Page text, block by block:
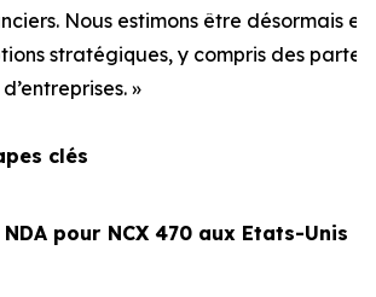
Nous estimons être désormais
stratégiques, y compris des
»
clés
pour NCX 470 aux Etats-Unis :